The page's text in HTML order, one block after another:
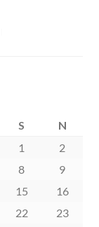
S
N
1
2
8
9
15
16
22
23